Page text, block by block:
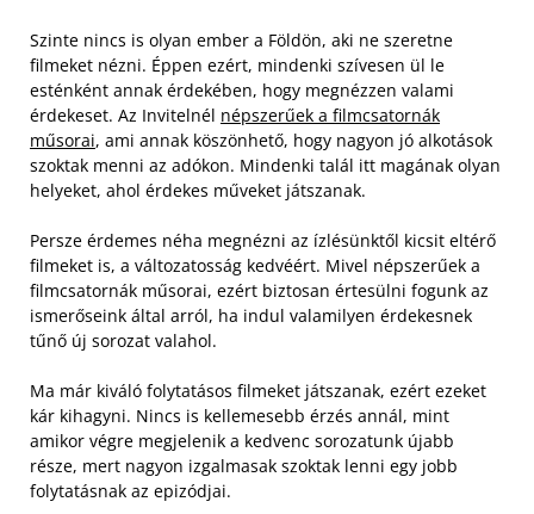
Szinte nincs is olyan ember a Földön, aki ne szeretne
filmeket nézni. Éppen ezért, mindenki szívesen ül le
esténként annak érdekében, hogy megnézzen valami
érdekeset. Az Invitelnél népszerűek a filmcsatornák
műsorai, ami annak köszönhető, hogy nagyon jó alkotások
szoktak menni az adókon. Mindenki talál itt magának olyan
helyeket, ahol érdekes műveket játszanak.
Persze érdemes néha megnézni az ízlésünktől kicsit eltérő
filmeket is, a változatosság kedvéért. Mivel népszerűek a
filmcsatornák műsorai, ezért biztosan értesülni fogunk az
ismerőseink által arról, ha indul valamilyen érdekesnek
tűnő új sorozat valahol.
Ma már kiváló folytatásos filmeket játszanak, ezért ezeket
kár kihagyni. Nincs is kellemesebb érzés annál, mint
amikor végre megjelenik a kedvenc sorozatunk újabb
része, mert nagyon izgalmasak szoktak lenni egy jobb
folytatásnak az epizódjai.